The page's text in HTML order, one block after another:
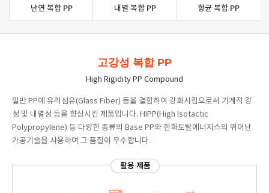
난연 복합 PP 내열 복합 PP 항균 복합 PP
고강성 복합 PP
High Rigidity PP Compound
일반 PP에 유리섬유(Glass Fiber) 등을 결함하여 강화시킴으로써 기계적 강
성 및 내열성 등을 향상시킨 제품입니다. HIPP(High Isotactic
Polypropylene) 등 다양한 종류의 Base PP와 한화토탈에너지스의 뛰어난
가공기술을 사용하여 그 품질이 우수합니다.
활용 제품